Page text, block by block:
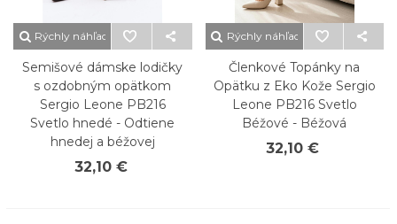
Rýchly náhľad
Semišové dámske lodičky
s ozdobným opätkom
Sergio Leone PB216
Svetlo hnedé - Odtiene
hnedej a béžovej
32,10 €
Rýchly náhľad
Členkové Topánky na
Opätku z Eko Kože Sergio
Leone PB216 Svetlo
Béžové - Béžová
32,10 €